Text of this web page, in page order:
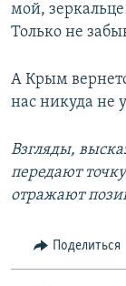
мой,
Только не
А Крым
нас никуда не
Взгляды,
передают
отражают
Поделиться